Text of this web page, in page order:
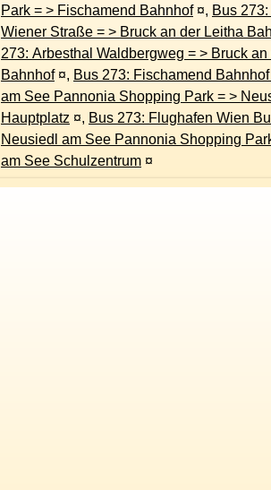
Park = > Fischamend Bahnhof ¤, Bus
Wiener Straße = > Bruck an der Leitha
273: Arbesthal Waldbergweg = > Bruck an der Leitha
Bahnhof ¤, Bus 273: Fischamend Bahnhof = >
am See Pannonia Shopping Park = > Neusiedl am See
Hauptplatz ¤, Bus 273: Flughafen Wien
Neusiedl am See Pannonia Shopping Park = >
am See Schulzentrum ¤